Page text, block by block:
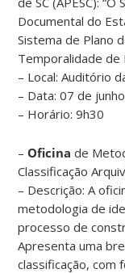
Documental do
Sistema de Plano
Temporalidade de
– Local: Auditório
– Data: 07 de junho
– Horário: 9h30
– Oficina de
Classificação
– Descrição: A
metodologia de
processo de
Apresenta uma
classificação, com